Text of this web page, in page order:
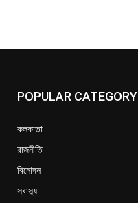
POPULAR CATEGORY
কলকাতা
রাজনীতি
বিনোদন
স্বাস্থ্য